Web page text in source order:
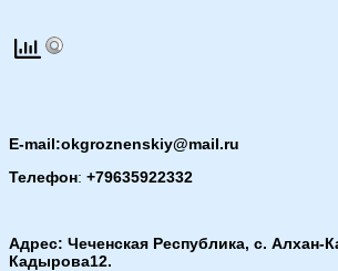
E-mail:okgroznenskiy@mail.ru
Телефон: +79635922332
Адрес: Чеченская Республика, с. Алхан-
Кадырова12.